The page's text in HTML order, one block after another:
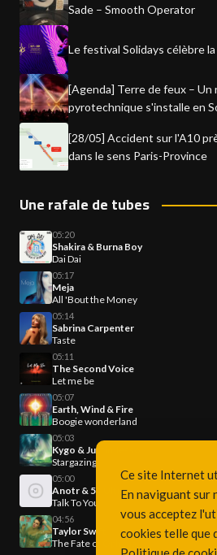
Sade – Smooth Operator
Le festival Solidays célèbre
[Agenda] Terre de feux – Un
pyrotechnique s'installe en
[28/05] Accident sur l'A10
dans le sens Paris-Province
Une rafale de tubes
05:20
Shakira & Burna Boy
Dai Dai
05:17
Meja
All 'Bout the Money
05:14
Sabrina Carpenter
Taste
05:11
The Second Voice
Let me be
05:07
Earth, Wind & Fire
Boogie wonderland
05:03
Kygo & Justin Jesso
Stargazing
05:00
Anotr & 54 Ultra
Talk To You
04:56
Taylor Swift
The Fate of Ophelia
Ce site Internet
En naviguant
vous acceptez
cookies telle que